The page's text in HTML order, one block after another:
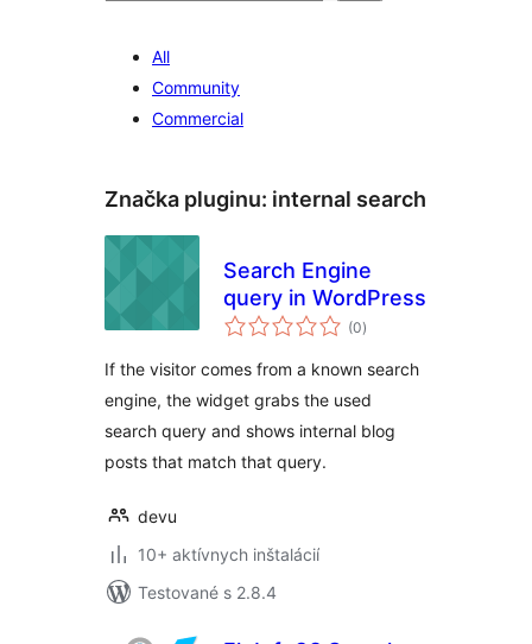
All
Community
Commercial
Značka pluginu: internal search
Search Engine
query in WordPress
(0celkové
hodnotenie
)
If the visitor comes from a known search
engine, the widget grabs the used
search query and shows internal blog
posts that match that query.
devu
10+ aktívnych inštalácií
Testované s 2.8.4